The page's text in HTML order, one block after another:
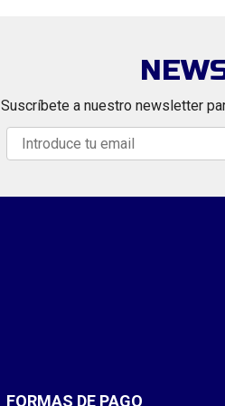
Suscríbete a nuestro newsletter
FORMAS DE PAGO